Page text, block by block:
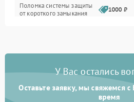
Корпус/Герметичность
Поломка системы защиты
от короткого замыкания
1000 ₽
Неисправность системы
перенапряжения
1000 ₽
У Вас остались
Оставьте заявку, мы свяжемся
время